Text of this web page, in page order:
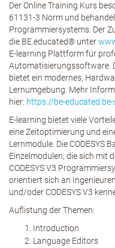
Der Online Training Kurs
61131-3 Norm und
Programmiersystems. Der
die BE.educated® unter
E-learning Plattform für
Automatisierungssoftware.
bietet ein modernes,
Lernumgebung. Mehr
hier: https://be-
E-learning bietet viele
eine Zeitoptimierung und
Lernmodule. Die CODESYS
Einzelmodulen, die sich mit
CODESYS V3
orientiert sich an
und/oder CODESYS V3
Auflistung der Themen:
Introduction
Language Editors